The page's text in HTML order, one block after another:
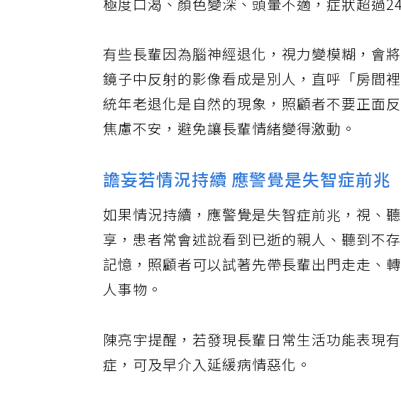
極度口渴、顏色變深、頭暈不適，症狀超過
有些長輩因為腦神經退化，視力變模糊，會
鏡子中反射的影像看成是別人，直呼「房間
統年老退化是自然的現象，照顧者不要正面
焦慮不安，避免讓長輩情緒變得激動。
譫妄若情況持續 應警覺是失智症前兆
如果情況持續，應警覺是失智症前兆，視、
享，患者常會述說看到已逝的親人、聽到不
記憶，照顧者可以試著先帶長輩出門走走、
人事物。
陳亮宇提醒，若發現長輩日常生活功能表現
症，可及早介入延緩病情惡化。